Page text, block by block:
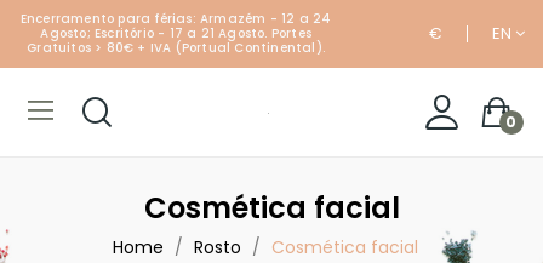
Encerramento para férias: Armazém - 12 a 24
Agosto; Escritório - 17 a 21 Agosto. Portes
Gratuitos > 80€ + IVA (Portual Continental).
€ EN
0
Cosmética facial
Home Rosto Cosmética facial